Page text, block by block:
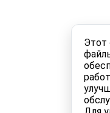
Этот